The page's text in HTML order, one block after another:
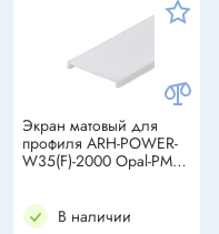
Экран матовый для
профиля ARH-POWER-
W35(F)-2000 Opal-PM
В наличии